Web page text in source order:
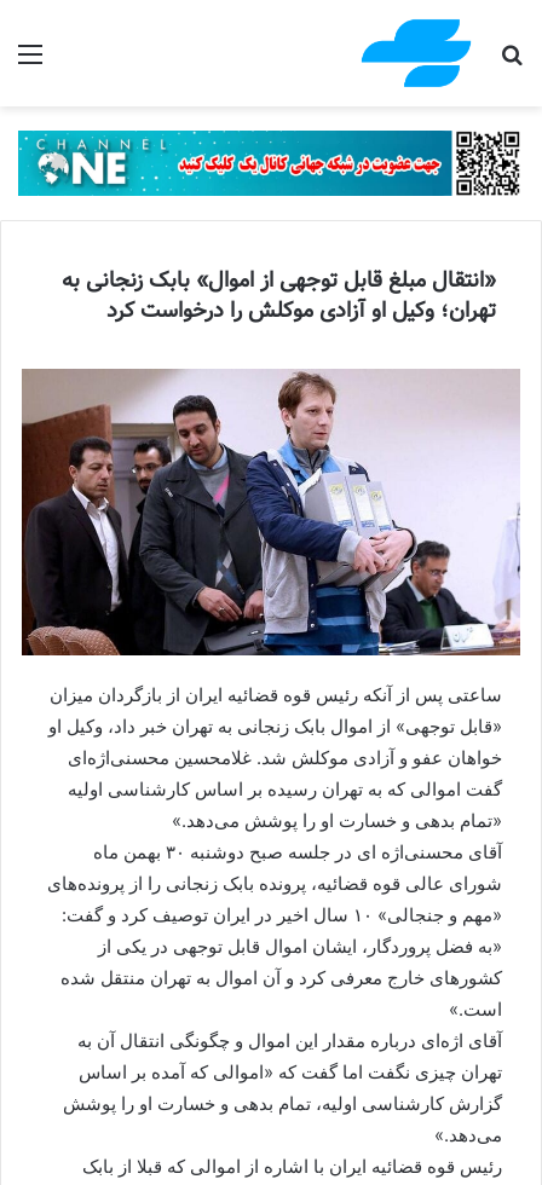
جستجو برای
«انتقال مبلغ قابل توجهی از اموال» بابک زنجانی به
تهران؛ وکیل او آزادی موکلش را درخواست کرد
ساعتی پس از آنکه رئیس قوه قضائیه ایران از بازگردان میزان
«قابل توجهی» از اموال بابک زنجانی به تهران خبر داد، وکیل او
خواهان عفو و آزادی موکلش شد. غلامحسین محسنی‌اژه‌ای
گفت اموالی که به تهران رسیده بر اساس کارشناسی اولیه
«تمام بدهی و خسارت او را پوشش می‌دهد.»
آقای محسنی‌اژه ای در جلسه صبح دوشنبه ۳۰ بهمن ماه
شورای عالی قوه قضائیه،‌ پرونده بابک زنجانی را از پرونده‌های
«مهم و جنجالی» ۱۰ سال اخیر در ایران توصیف کرد و گفت:
«به فضل پروردگار،‌ ایشان اموال قابل توجهی در یکی از
کشورهای خارج معرفی کرد و آن اموال به تهران منتقل شده
است.»
آقای اژه‌ای درباره مقدار این اموال و چگونگی انتقال آن به
تهران چیزی نگفت اما گفت که «اموالی که آمده بر اساس
گزارش کارشناسی اولیه، تمام بدهی و خسارت او را پوشش
می‌دهد.»
رئیس قوه قضائیه ایران با اشاره از اموالی که قبلا از بابک